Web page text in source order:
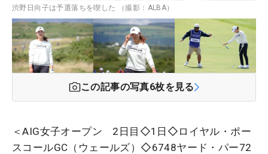
渋野日向子は予選落ちを喫した （撮影：ALBA）
この記事の写真6枚を見る
＜AIG女子オープン 2日目◇1日◇ロイヤル・ポー
スコールGC（ウェールズ）◇6748ヤード・パー72